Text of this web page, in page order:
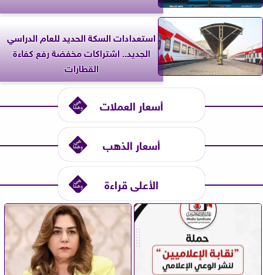
استعدادات السكة الحديد للعام الدراسي
الجديد.. اشتراكات مخفضة رفع كفاءة
القطارات
أسعار العملات
أسعار الذهب
الأعلى قراءة